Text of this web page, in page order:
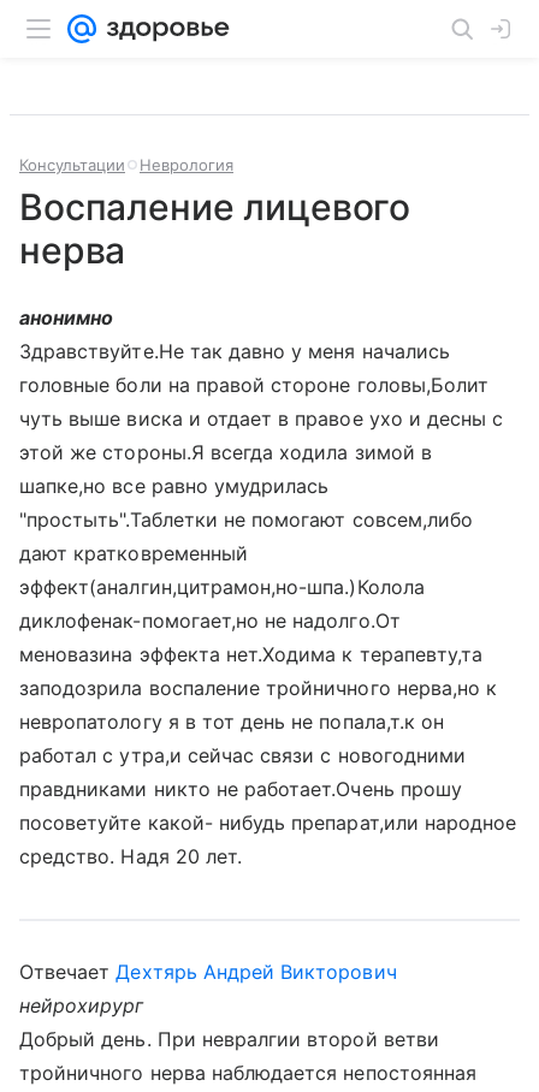
Консультации Неврология
Воспаление лицевого
нерва
анонимно
Здравствуйте.Не так давно у меня начались
головные боли на правой стороне головы,Болит
чуть выше виска и отдает в правое ухо и десны с
этой же стороны.Я всегда ходила зимой в
шапке,но все равно умудрилась
"простыть".Таблетки не помогают совсем,либо
дают кратковременный
эффект(аналгин,цитрамон,но-шпа.)Колола
диклофенак-помогает,но не надолго.От
меновазина эффекта нет.Ходима к терапевту,та
заподозрила воспаление тройничного нерва,но к
невропатологу я в тот день не попала,т.к он
работал с утра,и сейчас связи с новогодними
правдниками никто не работает.Очень прошу
посоветуйте какой- нибудь препарат,или народное
средство. Надя 20 лет.
ОтвечаетДехтярь Андрей Викторович
нейрохирург
Добрый день. При невралгии второй ветви
тройничного нерва наблюдается непостоянная